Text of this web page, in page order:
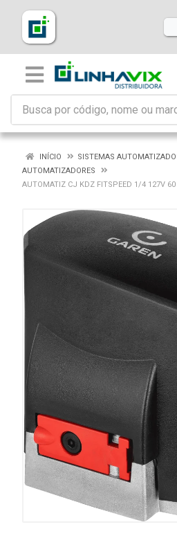
INÍCIO
SISTEMAS
AUTOMATIZADORES
AUTOMATIZ CJ KDZ FITSPEED 1/4 127V